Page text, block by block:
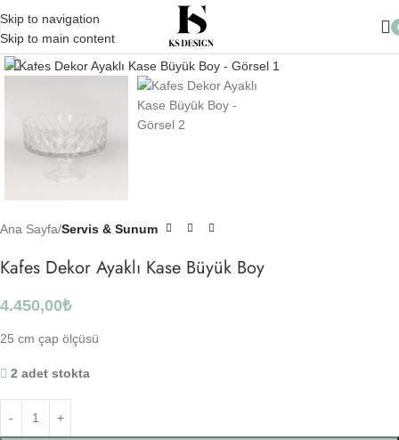
Skip to navigation
Skip to main content
10.000 TL üzeri Alışverişlerinizde Kargo Ücretsiz
Click to enlarge
Ana Sayfa Servis & Sunum
Kafes Dekor Ayaklı Kase Büyük Boy
4.450,00₺
25 cm çap ölçüsü
2 adet stokta